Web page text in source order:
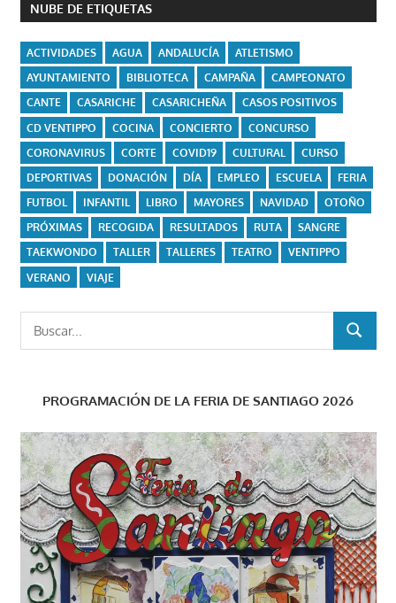
NUBE DE ETIQUETAS
ACTIVIDADES AGUA ANDALUCÍA
ATLETISMO
AYUNTAMIENTO
BIBLIOTECA CAMPAÑA
CAMPEONATO
CANTE
CASARICHE CASARICHEÑA
CASOS POSITIVOS
CD VENTIPPO
COCINA CONCIERTO
CONCURSO
CORONAVIRUS
CORTE COVID19 CULTURAL
CURSO
DEPORTIVAS
DONACIÓN DÍA EMPLEO ESCUELA
FERIA
FUTBOL
INFANTIL LIBRO MAYORES NAVIDAD
OTOÑO
PRÓXIMAS
RECOGIDA RESULTADOS RUTA
SANGRE
TAEKWONDO
TALLER TALLERES TEATRO
VENTIPPO
VERANO
VIAJE
BUSCAR
PROGRAMACIÓN DE LA FERIA DE SANTIAGO 2026